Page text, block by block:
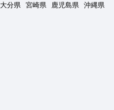
大分県 宮崎県 鹿児島県 沖縄県